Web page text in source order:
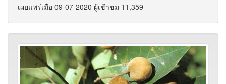
เผยแพร่เมื่อ 09-07-2020 ผู้เช้าชม 11,359